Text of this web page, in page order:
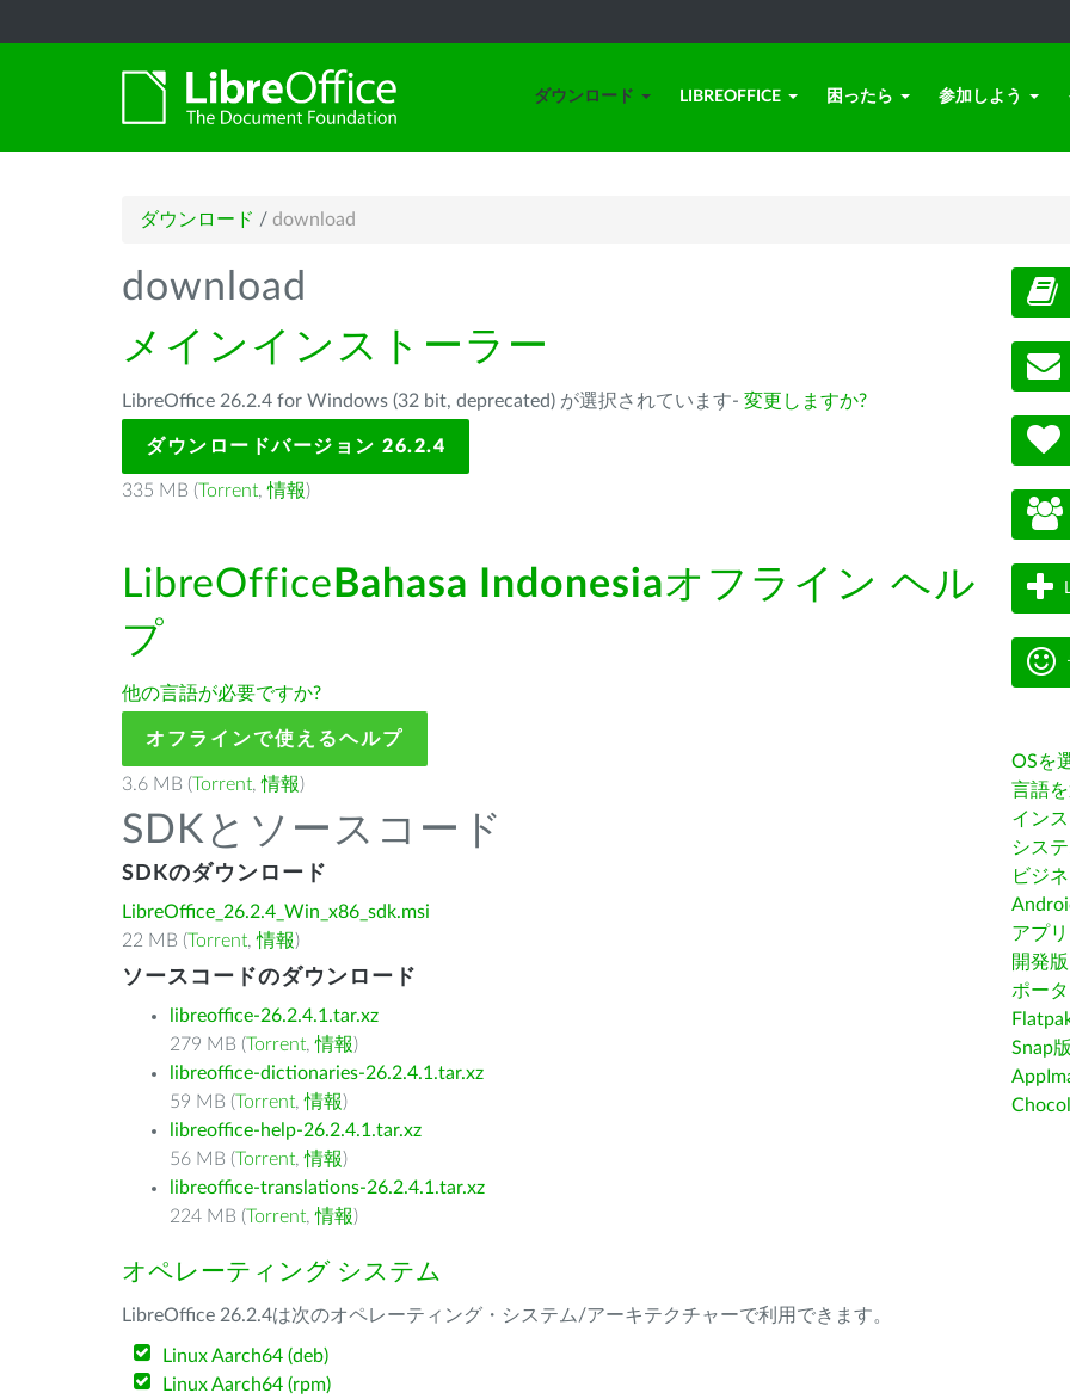
ダウンロード LIBREOFFICE 困ったら 参加しよう
ダウンロード / download
download
メインインストーラー
LibreOffice 26.2.4 for Windows (32 bit, deprecated) が選択されています- 変更しますか?
ダウンロードバージョン 26.2.4
335 MB (Torrent,情報)
LibreOffice Bahasa Indonesiaオフライン ヘル
プ
他の言語が必要ですか?
オフラインで使えるヘルプ
3.6 MB (Torrent,情報)
SDKとソースコード
SDKのダウンロード
LibreOffice_26.2.4_Win_x86_sdk.msi
22 MB (Torrent,情報)
ソースコードのダウンロード
libreoffice-26.2.4.1.tar.xz
279 MB (Torrent,情報)
libreoffice-dictionaries-26.2.4.1.tar.xz
59 MB (Torrent,情報)
libreoffice-help-26.2.4.1.tar.xz
56 MB (Torrent,情報)
libreoffice-translations-26.2.4.1.tar.xz
224 MB (Torrent,情報)
オペレーティング システム
LibreOffice 26.2.4は次のオペレーティング・システム/アーキテクチャーで利用できます。
Linux Aarch64 (deb)
Linux Aarch64 (rpm)
OSを
言語
イン
シス
ビジ
アプ
開発版
ポー
Snap版